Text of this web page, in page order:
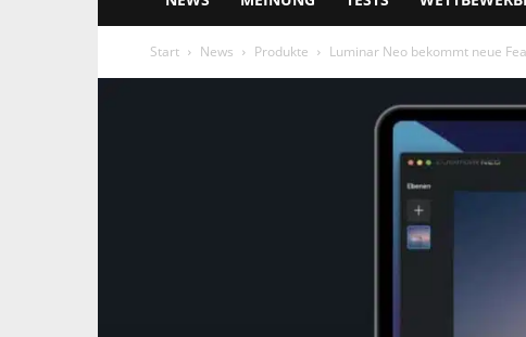
Start News Produkte Luminar Neo bekommt neue